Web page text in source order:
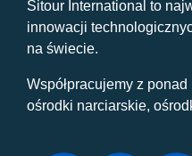
Sitour International to
innowacji
na świecie.
Współpracujemy z
ośrodki narciarskie,